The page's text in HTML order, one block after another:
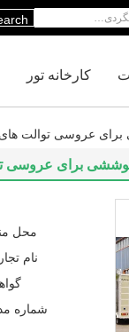
کارخانه تور
برای عروسی توالت
پوششی برای
محل
نام
شماره